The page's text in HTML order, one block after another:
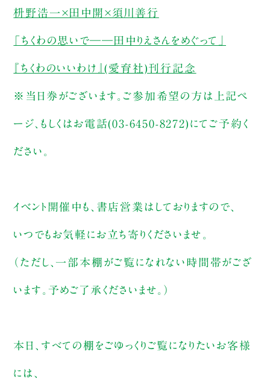
枡野浩一×田中開×須川善行
「ちくわの思いで――田中りえさんをめぐって」
『ちくわのいいわけ』(愛育社)刊行記念
※当日券がございます。ご参加希望の方は上記ペ
ージ、もしくはお電話(03-6450-8272)にてご予約く
ださい。
イベント開催中も、書店営業はしておりますので、
いつでもお気軽にお立ち寄りくださいませ。
（ただし、一部本棚がご覧になれない時間帯がござ
います。予めご了承くださいませ。）
本日、すべての棚をごゆっくりご覧になりたいお客様
には、